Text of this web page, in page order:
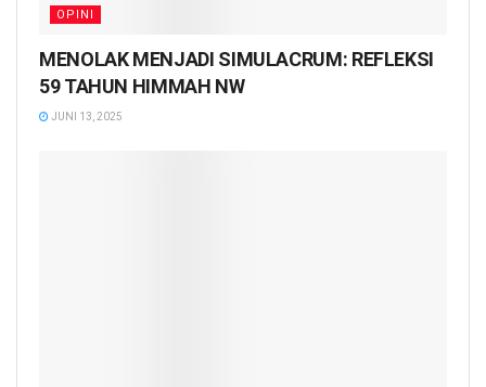
OPINI
MENOLAK MENJADI SIMULACRUM: REFLEKSI
59 TAHUN HIMMAH NW
JUNI 13, 2025